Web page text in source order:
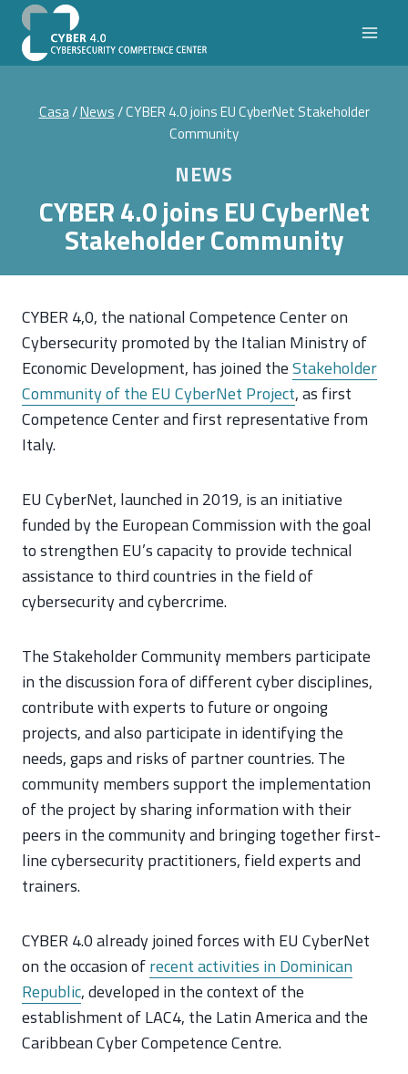
Salta
contenuto
Casa/News/CYBER 4.0 joins EU CyberNet Stakeholder
Community
NEWS
CYBER 4.0 joins EU CyberNet
Stakeholder Community
CYBER 4,0, the national Competence Center on
Cybersecurity promoted by the Italian Ministry of
Economic Development, has joined theStakeholder
Community of the EU CyberNet Project, as first
Competence Center and first representative from
Italy.
EU CyberNet, launched in 2019, is an initiative
funded by the European Commission with the goal
to strengthen EU’s capacity to provide technical
assistance to third countries in the field of
cybersecurity and cybercrime.
The Stakeholder Community members participate
in the discussion fora of different cyber disciplines,
contribute with experts to future or ongoing
projects, and also participate in identifying the
needs, gaps and risks of partner countries. The
community members support the implementation
of the project by sharing information with their
peers in the community and bringing together first-
line cybersecurity practitioners, field experts and
trainers.
CYBER 4.0 already joined forces with EU CyberNet
on the occasion ofrecent activities in Dominican
Republic, developed in the context of the
establishment of LAC4, the Latin America and the
Caribbean Cyber Competence Centre.